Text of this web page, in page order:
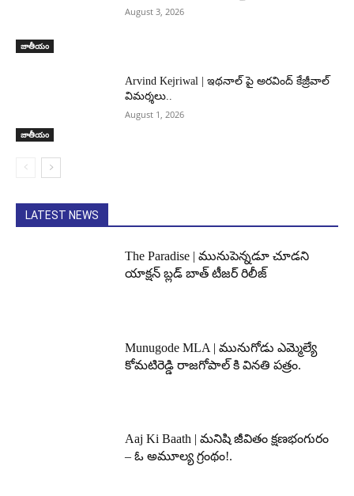
జాతీయం
August 3, 2026
జాతీయం
Arvind Kejriwal | ఇథనాల్ పై అరవింద్ కేజ్రీవాల్
విమర్శలు..
August 1, 2026
LATEST NEWS
The Paradise | మునుపెన్నడూ చూడని
యాక్షన్ బ్లడ్ బాత్ టీజర్ రిలీజ్
Munugode MLA | మునుగోడు ఎమ్మెల్యే
కోమటిరెడ్డి రాజగోపాల్ కి వినతి పత్రం.
Aaj Ki Baath | మనిషి జీవితం క్షణభంగురం
– ఓ అమూల్య గ్రంథం!.